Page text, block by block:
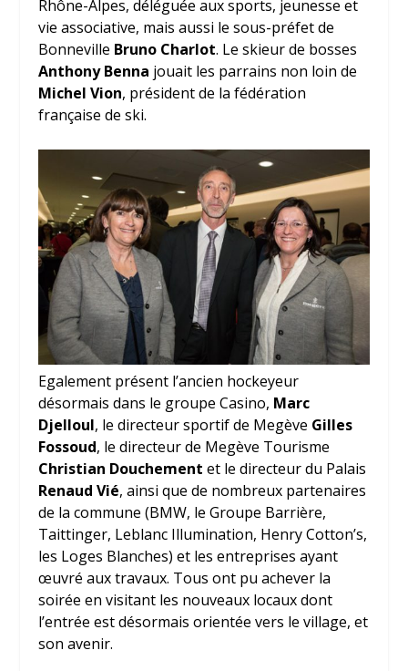
Rhône-Alpes, déléguée aux sports, jeunesse et
vie associative, mais aussi le sous-préfet de
Bonneville Bruno Charlot. Le skieur de bosses
Anthony Benna jouait les parrains non loin de
Michel Vion, président de la fédération
française de ski.
Egalement présent l’ancien hockeyeur
désormais dans le groupe Casino, Marc
Djelloul, le directeur sportif de Megève Gilles
Fossoud, le directeur de Megève Tourisme
Christian Douchement et le directeur du Palais
Renaud Vié, ainsi que de nombreux partenaires
de la commune (BMW, le Groupe Barrière,
Taittinger, Leblanc Illumination, Henry Cotton’s,
les Loges Blanches) et les entreprises ayant
œuvré aux travaux. Tous ont pu achever la
soirée en visitant les nouveaux locaux dont
l’entrée est désormais orientée vers le village, et
son avenir.